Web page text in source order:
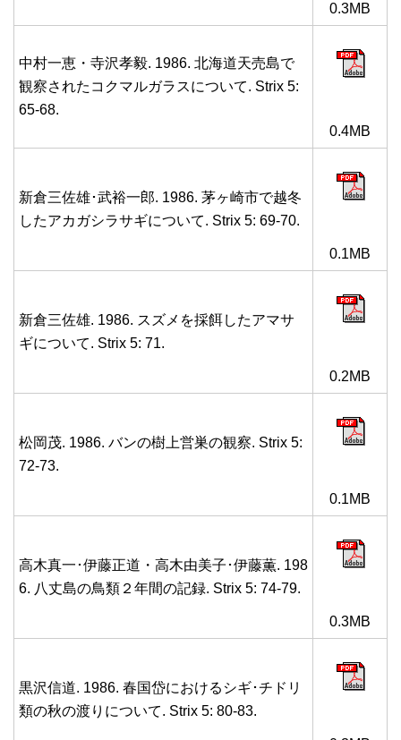
0.3MB
中村一恵・寺沢孝毅. 1986. 北海道天売島で
観察されたコクマルガラスについて. Strix 5:
65-68.
0.4MB
新倉三佐雄･武裕一郎. 1986. 茅ヶ崎市で越冬
したアカガシラサギについて. Strix 5: 69-70.
0.1MB
新倉三佐雄. 1986. スズメを採餌したアマサ
ギについて. Strix 5: 71.
0.2MB
松岡茂. 1986. バンの樹上営巣の観察. Strix 5:
72-73.
0.1MB
高木真一･伊藤正道・高木由美子･伊藤薫. 198
6. 八丈島の鳥類２年間の記録. Strix 5: 74-79.
0.3MB
黒沢信道. 1986. 春国岱におけるシギ･チドリ
類の秋の渡りについて. Strix 5: 80-83.